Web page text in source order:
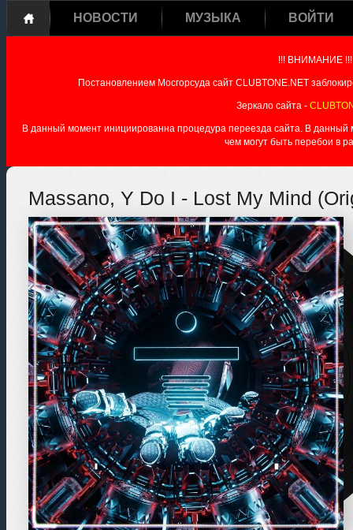
НОВОСТИ МУЗЫКА ВОЙТИ
!!! ВНИМАНИЕ !!!
Постановлением Мосгорсуда сайт CLUBTONE.NET
Зеркало сайта -
В данный момент инициированна процедура переезда сайта. В данный
чем могут быть перебои в
Massano, Y Do I - Lost My Mind